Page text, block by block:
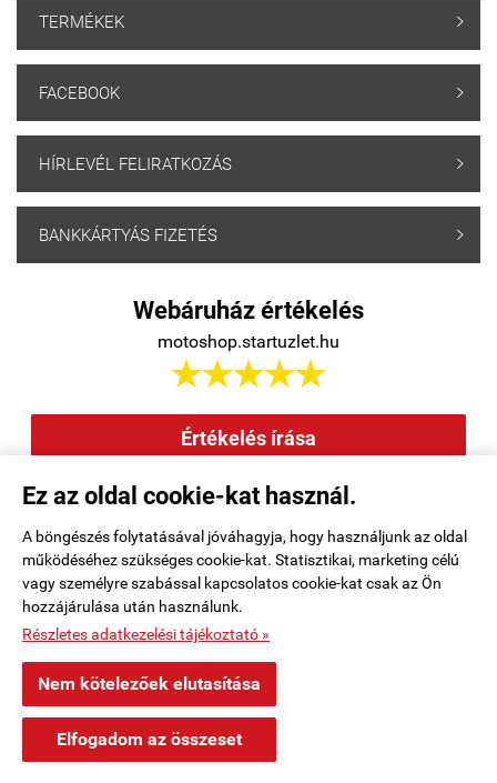
Ez az oldal cookie-kat használ.
A böngészés folytatásával jóváhagyja, hogy használjunk az oldal
működéséhez szükséges cookie-kat. Statisztikai, marketing célú
vagy személyre szabással kapcsolatos cookie-kat csak az Ön
hozzájárulása után használunk.
Részletes adatkezelési tájékoztató »
Nem kötelezőek elutasítása
Elfogadom az összeset
TERMÉKEK 
FACEBOOK 
HÍRLEVÉL FELIRATKOZÁS 
BANKKÁRTYÁS FIZETÉS 
Webáruház értékelés
motoshop.startuzlet.hu

Értékelés írása
Rendelési feltételek|Elérhetőségek|Kosár tartalma, megrendelés
Oldaltérkép|
motoshop.startuzlet.hu - SB Motoralkatrész Kft.
Webáruház készítés
Péter Újkígyós településről
Vásárolt a webáruházban
54 perccel ezelőtt 